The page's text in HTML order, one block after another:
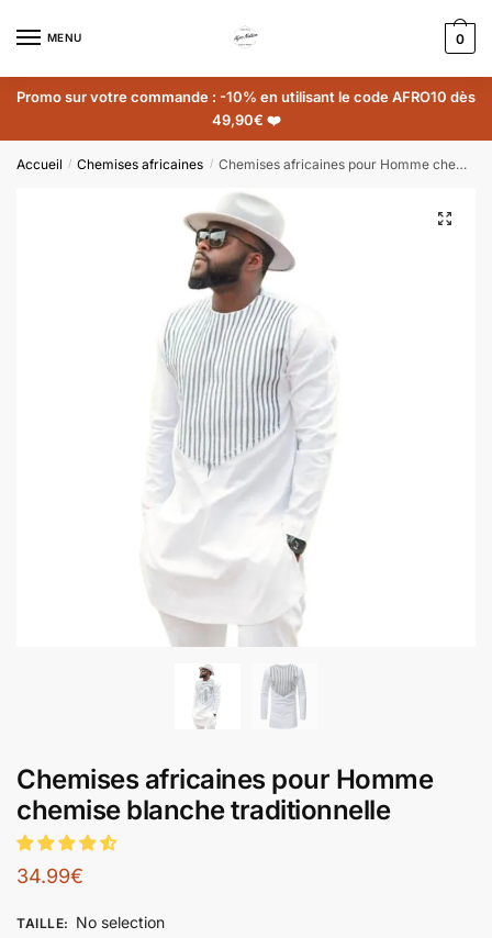
MENU 0
Promo sur votre commande : -10% en utilisant le code AFRO10 dès
49,90€ ❤️
Accueil / Chemises africaines / Chemises africaines pour Homme chemise blanche traditionnelle
🔍
Chemises africaines pour Homme
chemise blanche traditionnelle
34.99€
TAILLE: No selection